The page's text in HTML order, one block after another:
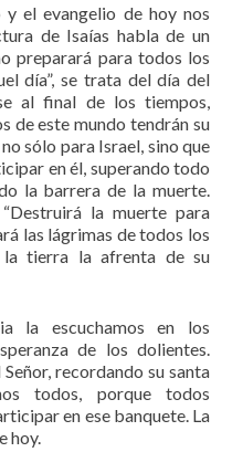
el evangelio de hoy nos
de Isaías habla de un
preparará para todos los
día”, se trata del día del
al final de los tiempos,
de este mundo tendrán su
sólo para Israel, sino que
en él, superando todo
la barrera de la muerte.
la muerte para
las lágrimas de todos los
tierra la afrenta de su
la escuchamos en los
de los dolientes.
recordando su santa
todos, porque todos
en ese banquete. La
hoy.